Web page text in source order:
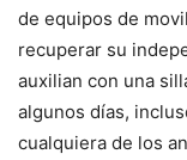
de equipos de
recuperar su
auxilian con una
algunos días,
cualquiera de los